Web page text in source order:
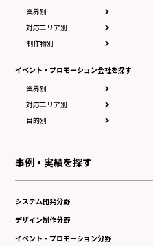
業界別
対応エリア別
制作物別
イベント・プロモーション会社を探す
業界別
対応エリア別
目的別
事例・実績を探す
システム開発分野
デザイン制作分野
イベント・プロモーション分野